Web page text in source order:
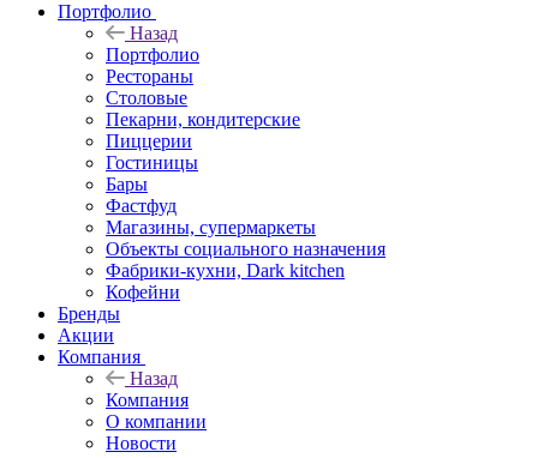
Портфолио
Назад
Портфолио
Рестораны
Столовые
Пекарни, кондитерские
Пиццерии
Гостиницы
Бары
Фастфуд
Магазины, супермаркеты
Объекты социального назначения
Фабрики-кухни, Dark kitchen
Кофейни
Бренды
Акции
Компания
Назад
Компания
О компании
Новости